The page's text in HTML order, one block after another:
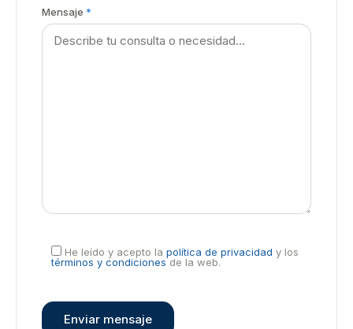
Mensaje *
He leído y acepto la política de privacidad y los
términos y condicionesde la web.